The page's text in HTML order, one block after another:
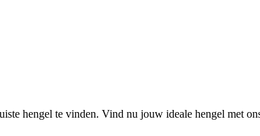
hengel te vinden. Vind nu jouw ideale hengel met